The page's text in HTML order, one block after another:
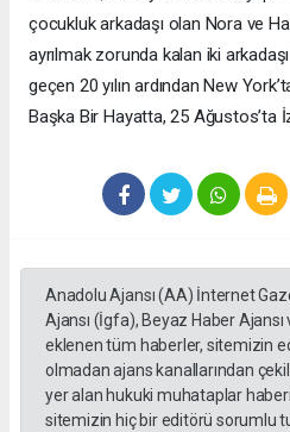
çocukluk arkadaşı olan Nora ve
ayrılmak zorunda kalan iki
geçen 20 yılın ardından New
Başka Bir Hayatta, 25 Ağustos’ta
Anadolu Ajansı (AA) İnternet
Ajansı (İgfa), Beyaz Haber
eklenen tüm haberler, sitemizin
olmadan ajans kanallarından
yer alan hukuki muhataplar
sitemizin hiç bir editörü sorumlu